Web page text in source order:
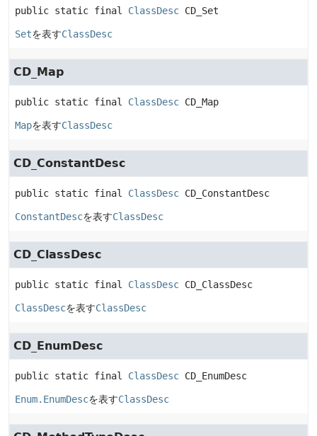
public static final ClassDesc CD_Set
Setを表すClassDesc
CD_Map
public static final ClassDesc CD_Map
Mapを表すClassDesc
CD_ConstantDesc
public static final ClassDesc CD_ConstantDesc
ConstantDescを表すClassDesc
CD_ClassDesc
public static final ClassDesc CD_ClassDesc
ClassDescを表すClassDesc
CD_EnumDesc
public static final ClassDesc CD_EnumDesc
Enum.EnumDescを表すClassDesc